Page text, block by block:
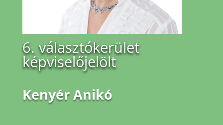
6. választókerület
képviselőjelölt
Kenyér Anikó